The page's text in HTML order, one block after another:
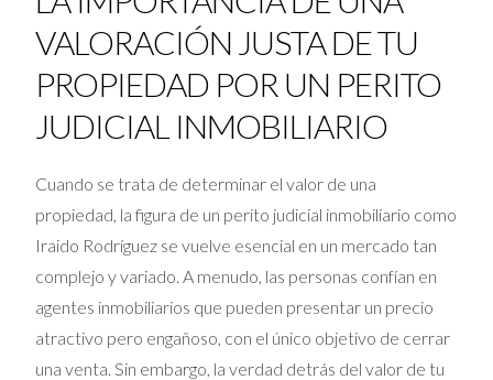
VALORACIÓN JUSTA DE TU
PROPIEDAD POR UN PERITO
JUDICIAL INMOBILIARIO
Cuando se trata de determinar el valor de una
propiedad, la figura de un perito judicial inmobiliario como
Iraido Rodríguez se vuelve esencial en un mercado tan
complejo y variado. A menudo, las personas confían en
agentes inmobiliarios que pueden presentar un precio
atractivo pero engañoso, con el único objetivo de cerrar
una venta. Sin embargo, la verdad detrás del valor de tu